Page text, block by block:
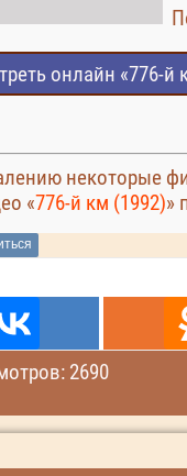
онлайн «776-й
некоторые
«776-й км (1992)»
2690